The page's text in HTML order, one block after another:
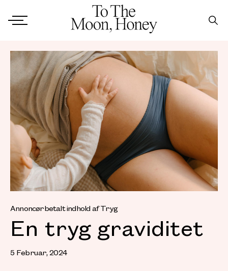
Annoncørbetalt indhold af Tryg
En tryg graviditet
5 Februar, 2024